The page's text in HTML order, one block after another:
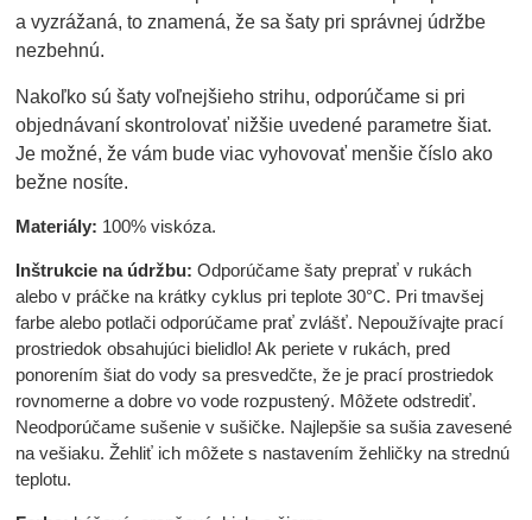
a vyzrážaná, to znamená, že sa šaty pri správnej údržbe
nezbehnú.
Nakoľko sú šaty voľnejšieho strihu, odporúčame si pri
objednávaní skontrolovať nižšie uvedené parametre šiat.
Je možné, že vám bude viac vyhovovať menšie číslo ako
bežne nosíte.
Materiály: 100% viskóza.
Inštrukcie na údržbu: Odporúčame šaty preprať v rukách
alebo v práčke na krátky cyklus pri teplote 30°C. Pri tmavšej
farbe alebo potlači odporúčame prať zvlášť. Nepoužívajte prací
prostriedok obsahujúci bielidlo! Ak periete v rukách, pred
ponorením šiat do vody sa presvedčte, že je prací prostriedok
rovnomerne a dobre vo vode rozpustený. Môžete odstrediť.
Neodporúčame sušenie v sušičke. Najlepšie sa sušia zavesené
na vešiaku. Žehliť ich môžete s nastavením žehličky na strednú
teplotu.